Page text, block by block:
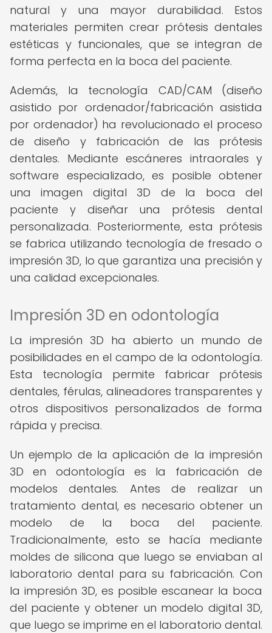
natural y una mayor durabilidad. Estos
materiales permiten crear prótesis dentales
estéticas y funcionales, que se integran de
forma perfecta en la boca del paciente.
Además, la tecnología CAD/CAM (diseño
asistido por ordenador/fabricación asistida
por ordenador) ha revolucionado el proceso
de diseño y fabricación de las prótesis
dentales. Mediante escáneres intraorales y
software especializado, es posible obtener
una imagen digital 3D de la boca del
paciente y diseñar una prótesis dental
personalizada. Posteriormente, esta prótesis
se fabrica utilizando tecnología de fresado o
impresión 3D, lo que garantiza una precisión y
una calidad excepcionales.
Impresión 3D en odontología
La impresión 3D ha abierto un mundo de
posibilidades en el campo de la odontología.
Esta tecnología permite fabricar prótesis
dentales, férulas, alineadores transparentes y
otros dispositivos personalizados de forma
rápida y precisa.
Un ejemplo de la aplicación de la impresión
3D en odontología es la fabricación de
modelos dentales. Antes de realizar un
tratamiento dental, es necesario obtener un
modelo de la boca del paciente.
Tradicionalmente, esto se hacía mediante
moldes de silicona que luego se enviaban al
laboratorio dental para su fabricación. Con
la impresión 3D, es posible escanear la boca
del paciente y obtener un modelo digital 3D,
que luego se imprime en el laboratorio dental.